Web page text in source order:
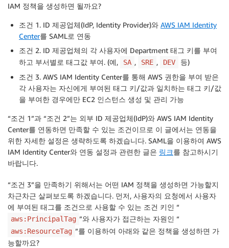
IAM 정책을 생성하면 될까요?
조건 1. ID 제공업체(IdP, Identity Provider)와 AWS IAM Identity
Center를 SAML로 연동
조건 2. ID 제공업체의 각 사용자에 Department 태그 키를 부여
하고 부서별로 태그값 부여. (예,
SA , SRE , DEV
등)
조건 3. AWS IAM Identity Center를 통해 AWS 권한을 부여 받은
각 사용자는 자신에게 부여된 태그 키/값과 일치하는 태그 키/값
을 부여한 경우에만 EC2 인스턴스 생성 및 관리 가능
“조건 1”과 “조건 2”는 외부 ID 제공업체(IdP)와 AWS IAM Identity
Center를 연동하면 만족할 수 있는 조건이므로 이 글에서는 연동을
위한 자세한 설정은 생략하도록 하겠습니다. SAML을 이용하여 AWS
IAM Identity Center와 연동 설정과 관련한 글은 링크를 참고하시기
바랍니다.
“조건 3”을 만족하기 위해서는 어떤 IAM 정책을 생성하면 가능할지
차근차근 살펴보도록 하겠습니다. 먼저, 사용자의 요청에서 사용자
에 부여된 태그를 조건으로 사용할 수 있는 조건 키인 “
aws:PrincipalTag ”와 사용자가 접근하는 자원인 “
aws:ResourceTag ”를 이용하여 아래와 같은 정책을 생성하면 가
능할까요?